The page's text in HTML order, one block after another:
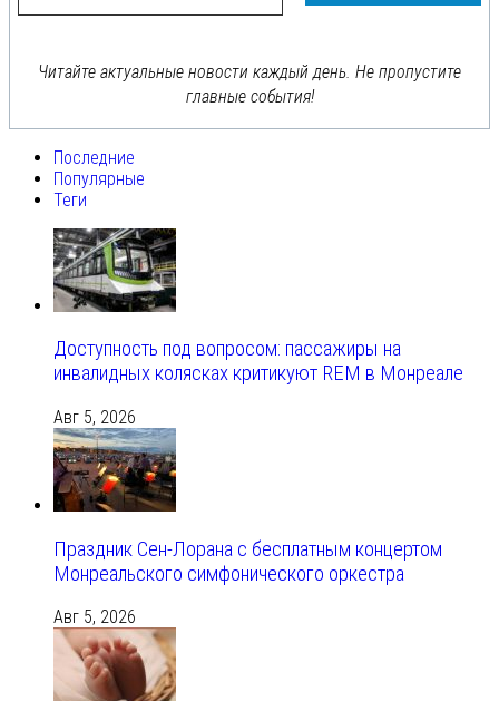
Читайте актуальные новости каждый день. Не пропустите
главные события!
Последние
Популярные
Теги
Доступность под вопросом: пассажиры на
инвалидных колясках критикуют REM в Монреале
Авг 5, 2026
Праздник Сен-Лорана с бесплатным концертом
Монреальского симфонического оркестра
Авг 5, 2026